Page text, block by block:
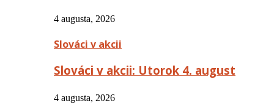
4 augusta, 2026
Slováci v akcii
Slováci v akcii: Utorok 4. august
4 augusta, 2026